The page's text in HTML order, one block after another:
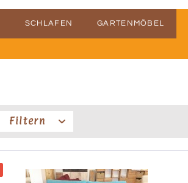
SCHLAFEN GARTENMÖBEL
Filtern